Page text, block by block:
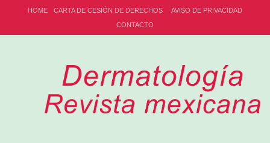
HOME CARTA DE CESIÓN DE DERECHOS
AVISO DE PRIVACIDAD
CONTACTO